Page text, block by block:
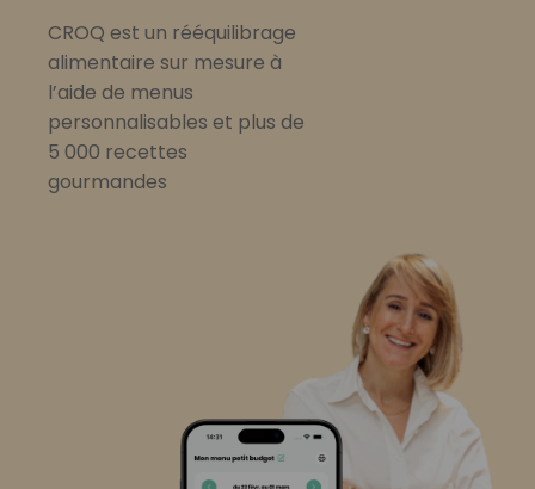
CROQ est un rééquilibrage
alimentaire sur mesure à
l’aide de menus
personnalisables et plus de
5 000 recettes
gourmandes